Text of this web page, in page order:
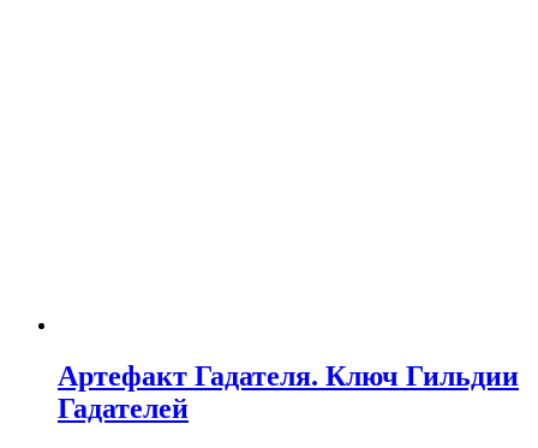
Артефакт Гадателя. Ключ Гильдии
Гадателей